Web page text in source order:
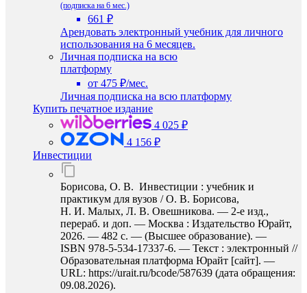
(подписка на 6 мес.)
661 ₽
Арендовать электронный учебник для личного
использования на 6 месяцев.
Личная подписка на всю
платформу
от 475 ₽/мес.
Личная подписка на всю платформу
Купить печатное издание
4 025 ₽
4 156 ₽
Инвестиции
Борисова, О. В. Инвестиции : учебник и
практикум для вузов / О. В. Борисова,
Н. И. Малых, Л. В. Овешникова. — 2-е изд.,
перераб. и доп. — Москва : Издательство Юрайт,
2026. — 482 с. — (Высшее образование). —
ISBN 978-5-534-17337-6. — Текст : электронный //
Образовательная платформа Юрайт [сайт]. —
URL: https://urait.ru/bcode/587639 (дата обращения:
09.08.2026).